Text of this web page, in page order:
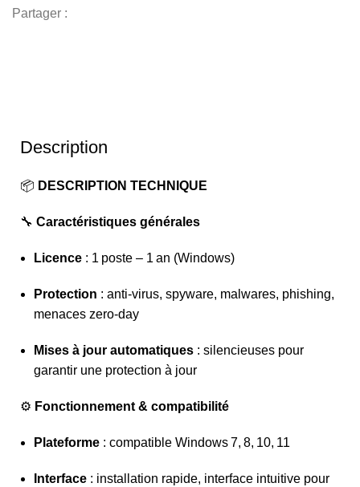
(1 PC)
au
Partager :
Description
📦 DESCRIPTION TECHNIQUE
🔧 Caractéristiques générales
Licence : 1 poste – 1 an (Windows)
Protection : anti‑virus, spyware, malwares, phishing,
menaces zero-day
Mises à jour automatiques : silencieuses pour
garantir une protection à jour
⚙️ Fonctionnement & compatibilité
Plateforme : compatible Windows 7, 8, 10, 11
Interface : installation rapide, interface intuitive pour